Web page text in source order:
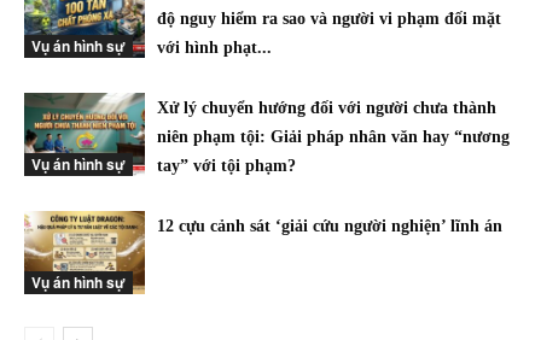
Vụ án hình sự
độ nguy hiểm ra sao và người vi phạm đối mặt
với hình phạt...
Vụ án hình sự
Xử lý chuyển hướng đối với người chưa thành
niên phạm tội: Giải pháp nhân văn hay “nương
tay” với tội phạm?
Vụ án hình sự
12 cựu cảnh sát ‘giải cứu người nghiện’ lĩnh án